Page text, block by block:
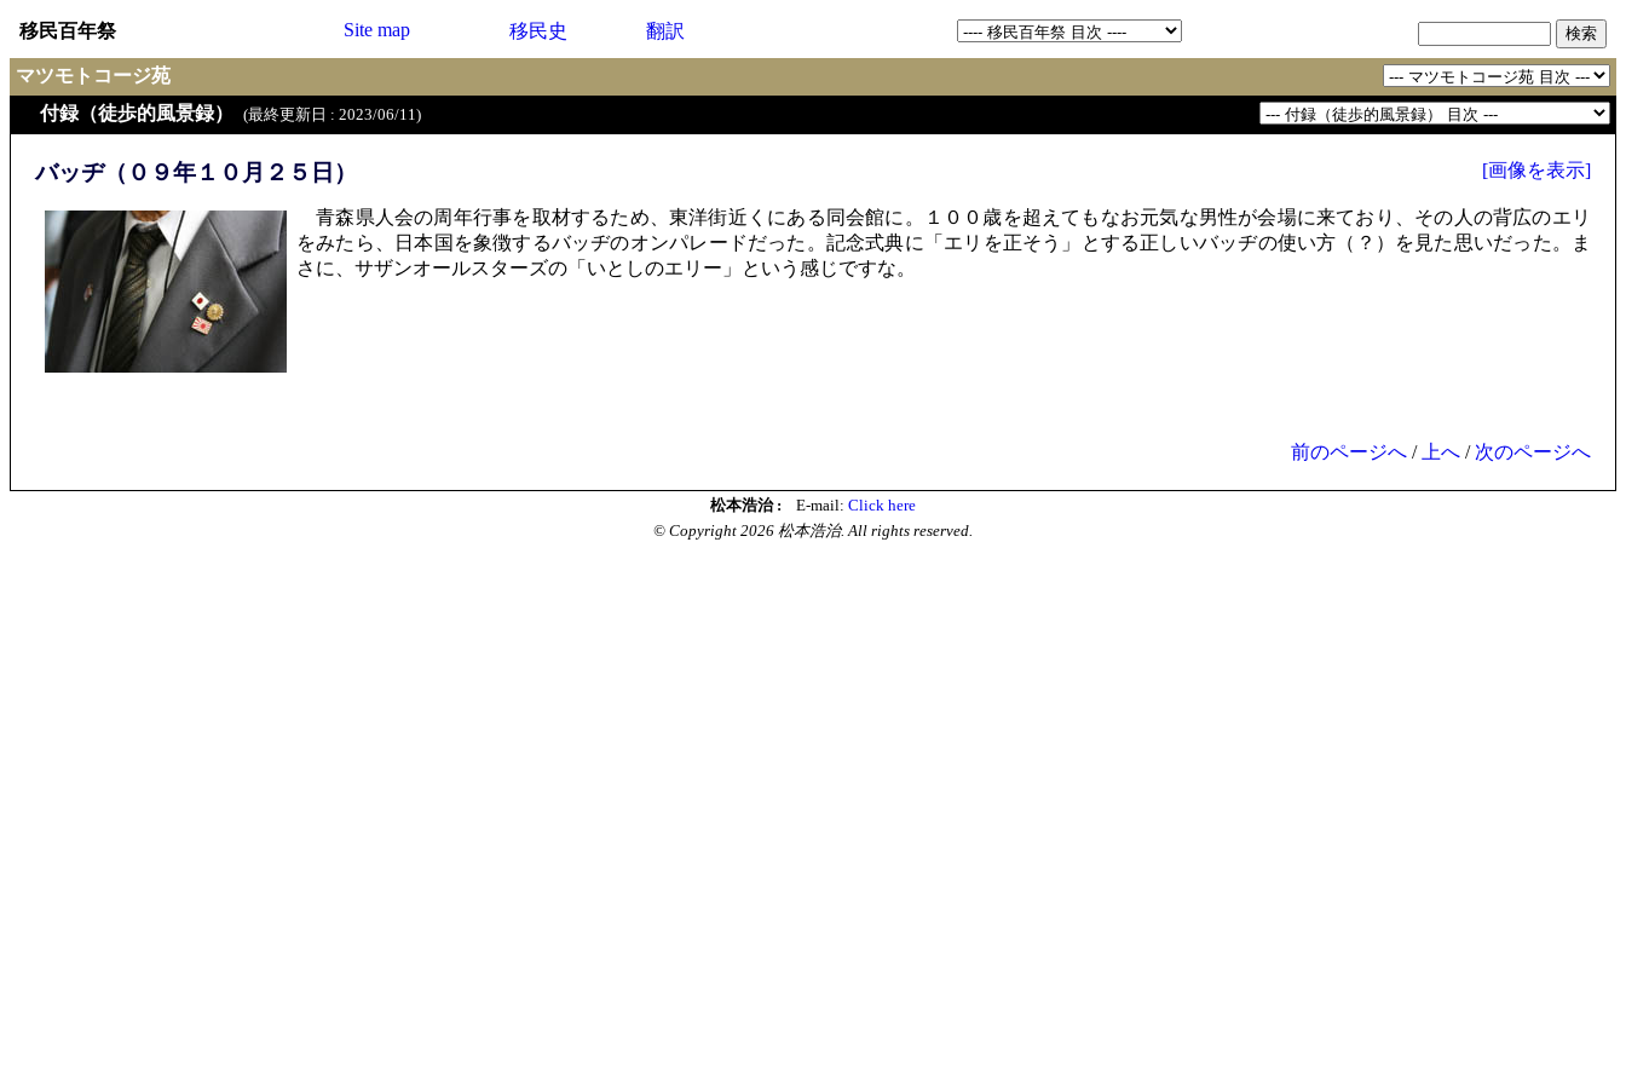
移民百年祭 Site map 移民史 翻訳
マツモトコージ苑
付録（徒歩的風景録）
(最終更新日 : 2023/06/11)
バッヂ（０９年１０月２５日） [画像を表示]
青森県人会の周年行事を取材するため、東洋街近くにある同会館に。１００歳を超えてもなお元気な男性が会場に来ており、その人の背広のエリ
をみたら、日本国を象徴するバッヂのオンパレードだった。記念式典に「エリを正そう」とする正しいバッヂの使い方（？）を見た思いだった。ま
さに、サザンオールスターズの「いとしのエリー」という感じですな。
前のページへ / 上へ / 次のページへ
松本浩治 : E-mail: Click here
© Copyright 2026 松本浩治. All rights reserved.